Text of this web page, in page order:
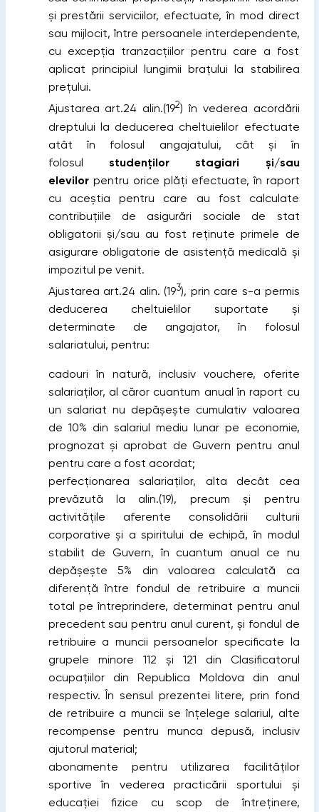
şi prestării serviciilor, efectuate, în mod direct
sau mijlocit, între persoanele interdependente,
cu excepţia tranzacţiilor pentru care a fost
aplicat principiul lungimii braţului la stabilirea
preţului.
Ajustarea art.24 alin.(192) în vederea acordării
dreptului la deducerea cheltuielilor efectuate
atât în folosul angajatului, cât și în
folosul studenților stagiari și/sau
elevilorpentru orice plăți efectuate, în raport
cu aceștia pentru care au fost calculate
contribuțiile de asigurări sociale de stat
obligatorii și/sau au fost reținute primele de
asigurare obligatorie de asistență medicală și
impozitul pe venit.
Ajustarea art.24 alin. (193), prin care s-a permis
deducerea cheltuielilor suportate şi
determinate de angajator, în folosul
salariatului, pentru:
cadouri în natură, inclusiv vouchere, oferite
salariaţilor, al căror cuantum anual în raport cu
un salariat nu depăşeşte cumulativ valoarea
de 10% din salariul mediu lunar pe economie,
prognozat şi aprobat de Guvern pentru anul
pentru care a fost acordat;
perfecţionarea salariaţilor, alta decât cea
prevăzută la alin.(19), precum şi pentru
activităţile aferente consolidării culturii
corporative şi a spiritului de echipă, în modul
stabilit de Guvern, în cuantum anual ce nu
depăşeşte 5% din valoarea calculată ca
diferenţă între fondul de retribuire a muncii
total pe întreprindere, determinat pentru anul
precedent sau pentru anul curent, şi fondul de
retribuire a muncii persoanelor specificate la
grupele minore 112 şi 121 din Clasificatorul
ocupaţiilor din Republica Moldova din anul
respectiv. În sensul prezentei litere, prin fond
de retribuire a muncii se înţelege salariul, alte
recompense pentru munca depusă, inclusiv
ajutorul material;
abonamente pentru utilizarea facilităţilor
sportive în vederea practicării sportului şi
educaţiei fizice cu scop de întreţinere,